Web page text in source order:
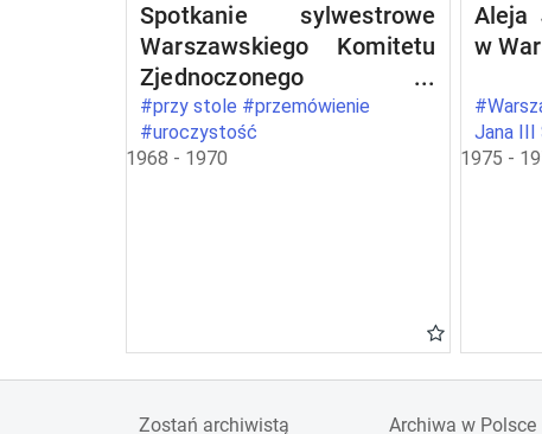
Spotkanie sylwestrowe
Warszawskiego Komitetu
Zjednoczonego
Stronnictwa Ludowego w
Warszawie
#przy stole #przemówienie
#uroczystość
1968 - 1970
Aleja
w
Jana III
1975 -
Zostań archiwistą Archiwa w Polsce